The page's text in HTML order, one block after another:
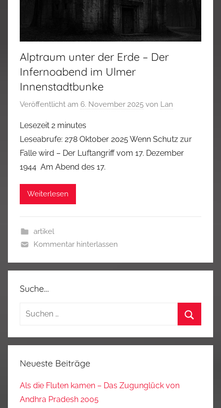
Alptraum unter der Erde – Der
Infernoabend im Ulmer
Innenstadtbunke
Veröffentlicht am 6. November 2025 von Lan
Lesezeit 2 minutes
Leseabrufe: 278 Oktober 2025 Wenn Schutz zur
Falle wird – Der Luftangriff vom 17. Dezember
1944 Am Abend des 17.
Weiterlesen
artikel
Kommentar hinterlassen
Suche…
Suchen
Neueste Beiträge
Als die Fluten kamen – Das Zugunglück von
Andhra Pradesh 2005